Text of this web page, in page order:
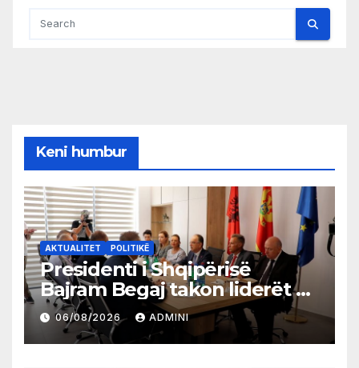
Keni humbur
AKTUALITET POLITIKË
Presidenti i Shqipërisë
Bajram Begaj takon liderët e
partive shqiptare në Ulqin
06/08/2026 ADMINI